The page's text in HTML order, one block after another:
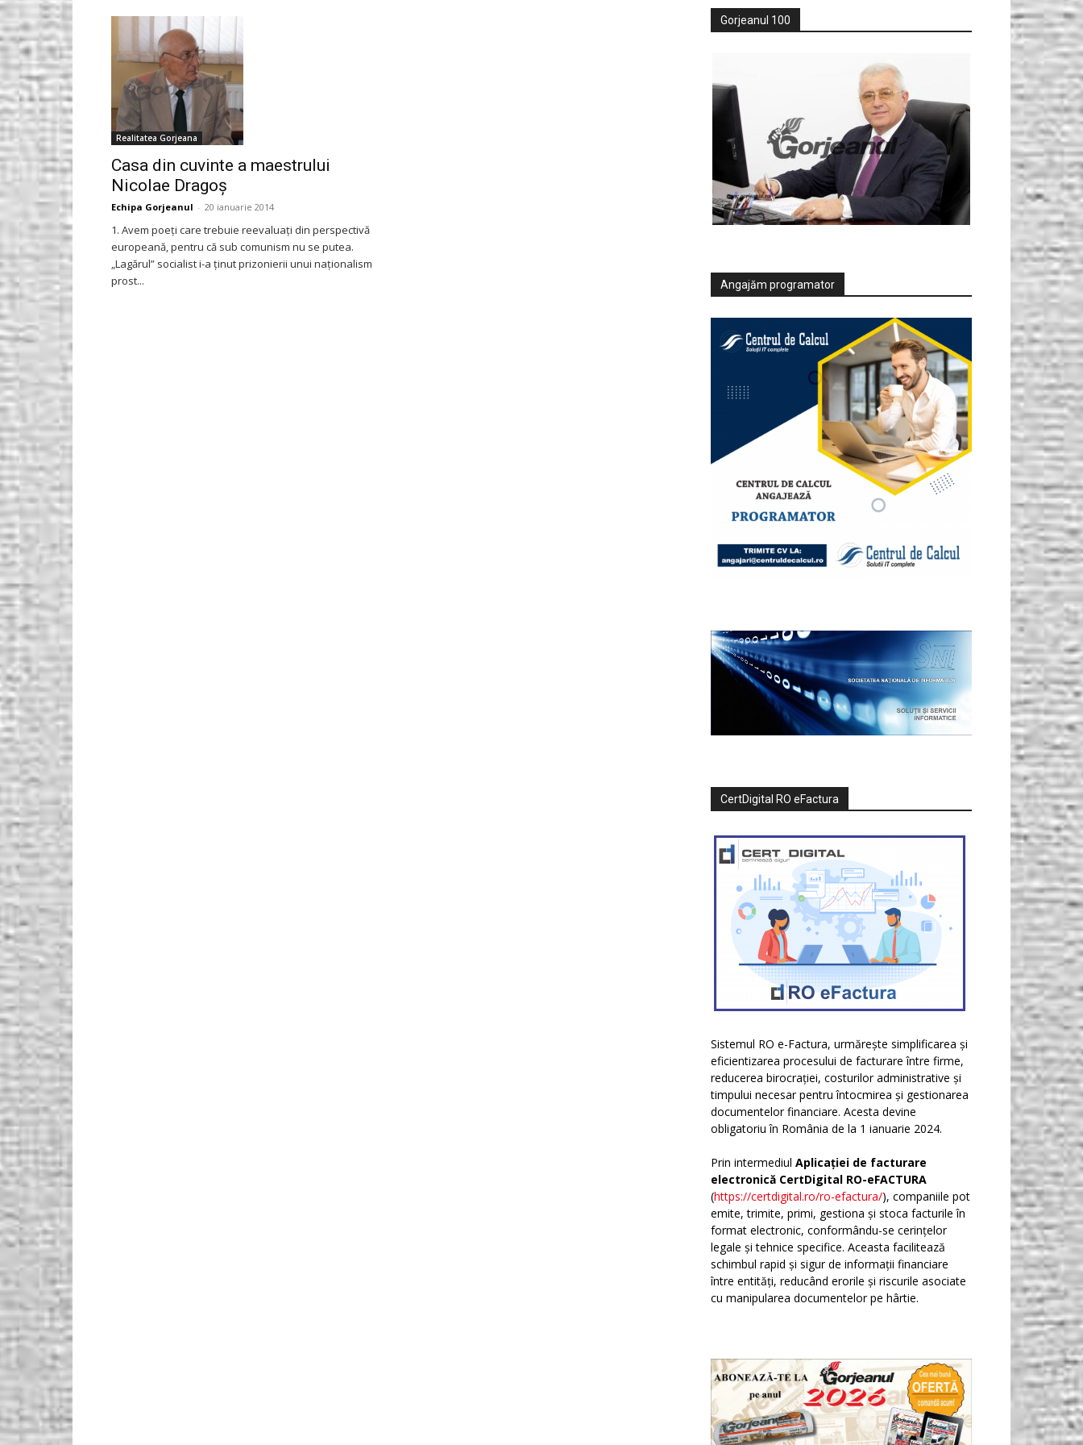
Realitatea Gorjeana
Casa din cuvinte a maestrului
Nicolae Dragoş
Echipa Gorjeanul - 20 ianuarie 2014
1. Avem poeţi care trebuie reevaluaţi din perspectivă
europeană, pentru că sub comunism nu se putea.
„Lagărul” socialist i-a ţinut prizonierii unui naţionalism
prost...
Gorjeanul 100
Angajăm programator
CertDigital RO eFactura
Sistemul RO e-Factura, urmărește simplificarea și
eficientizarea procesului de facturare între firme,
reducerea birocrației, costurilor administrative și
timpului necesar pentru întocmirea și gestionarea
documentelor financiare. Acesta devine
obligatoriu în România de la 1 ianuarie 2024.
Prin intermediul Aplicației de facturare
electronică CertDigital RO-eFACTURA
(https://certdigital.ro/ro-efactura/), companiile pot
emite, trimite, primi, gestiona și stoca facturile în
format electronic, conformându-se cerințelor
legale și tehnice specifice. Aceasta facilitează
schimbul rapid și sigur de informații financiare
între entități, reducând erorile și riscurile asociate
cu manipularea documentelor pe hârtie.